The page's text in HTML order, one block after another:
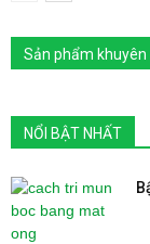
Sản phẩm khuyên
NỔI BẬT NHẤT